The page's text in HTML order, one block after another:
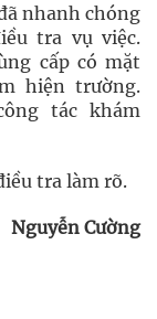
nhanh chóng
tra vụ việc.
cấp có mặt
hiện trường.
tác khám
tra làm rõ.
Nguyễn Cường